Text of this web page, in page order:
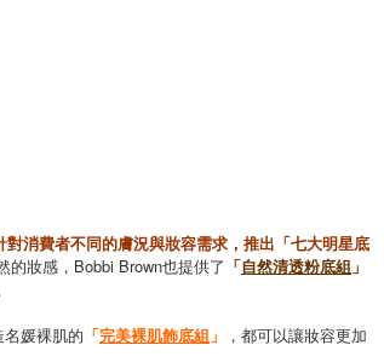
對消費者不同的膚況與妝容需求，推出「七大明星底
的妝感，Bobbi Brown也提供了 「自然清透粉底組 」
名媛裸肌的 「完美裸肌飾底組 」
，都可以讓妝容更加